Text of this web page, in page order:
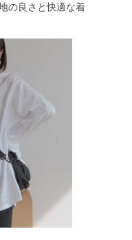
の良さと快適な着